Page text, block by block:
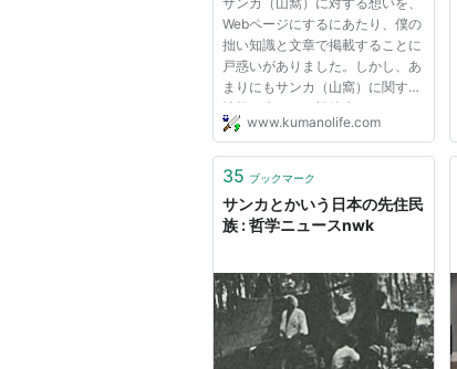
Webページにするにあたり、僕の
拙い知識と文章で掲載することに
戸惑いがありました。しかし、あ
まりにもサンカ（山窩）に関する
情報が少なく、戦後生まれにおい
ては、その存在すら知らない人が
な山窩隠しが、国家側によるもの
www.kumanolife.com
35 ブックマーク
サンカとかいう日本の先住民
族 : 哲学ニュースnwk